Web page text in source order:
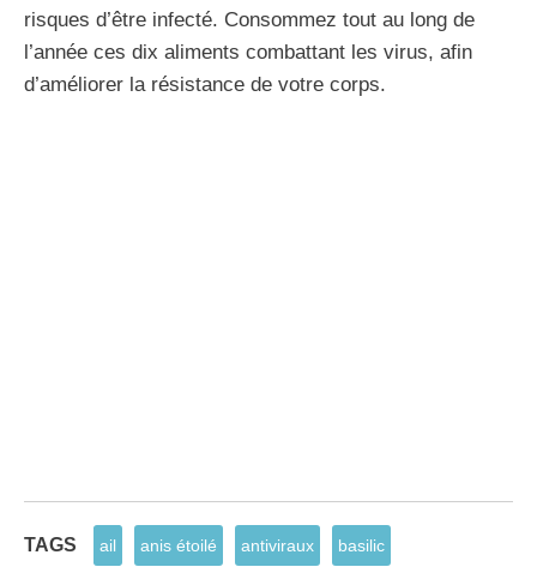
risques d’être infecté. Consommez tout au long de
l’année ces dix aliments combattant les virus, afin
d’améliorer la résistance de votre corps.
TAGS ail anis étoilé antiviraux basilic